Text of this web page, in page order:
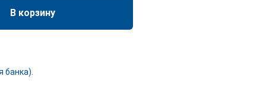
В корзину
банка).